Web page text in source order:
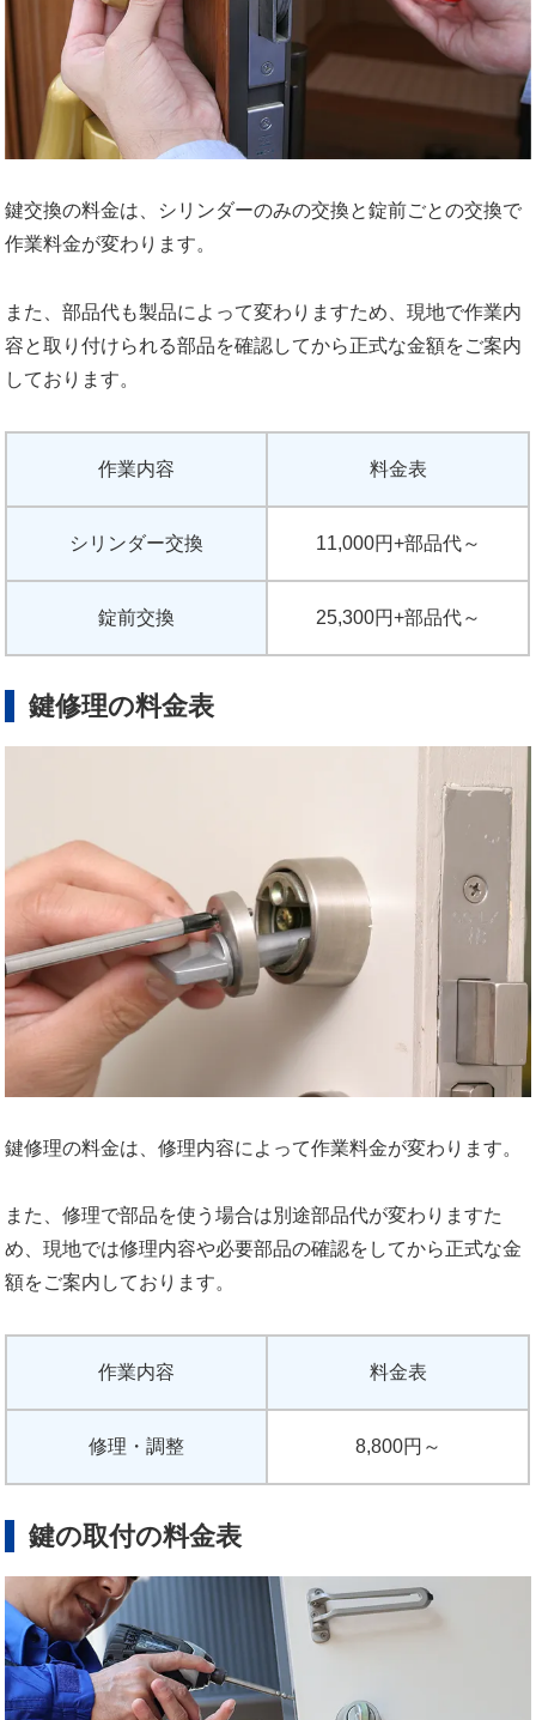
鍵交換の料金は、シリンダーのみの交換と錠前ごとの交換で
作業料金が変わります。
また、部品代も製品によって変わりますため、現地で作業内
容と取り付けられる部品を確認してから正式な金額をご案内
しております。
作業内容 料金表
シリンダー交換 11,000円+部品代～
錠前交換 25,300円+部品代～
鍵修理の料金表
鍵修理の料金は、修理内容によって作業料金が変わります。
また、修理で部品を使う場合は別途部品代が変わりますた
め、現地では修理内容や必要部品の確認をしてから正式な金
額をご案内しております。
作業内容 料金表
修理・調整 8,800円～
鍵の取付の料金表